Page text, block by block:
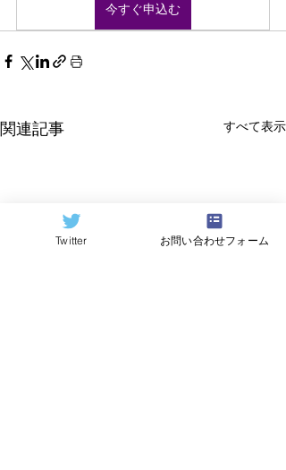
今すぐ申込む
関連記事 すべて表示
Twitter お問い合わせフォーム